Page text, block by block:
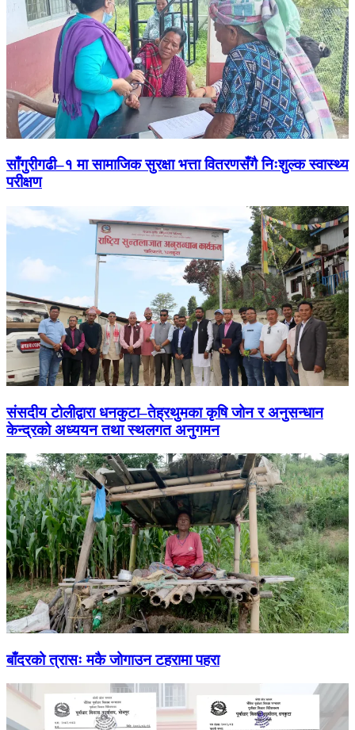
साँगुरीगढी–१ मा सामाजिक सुरक्षा भत्ता वितरणसँगै निःशुल्क स्वास्थ्य
परीक्षण
संसदीय टोलीद्वारा धनकुटा–तेह्रथुमका कृषि जोन र अनुसन्धान
केन्द्रको अध्ययन तथा स्थलगत अनुगमन
बाँदरको त्रासः मकै जोगाउन टहरामा पहरा